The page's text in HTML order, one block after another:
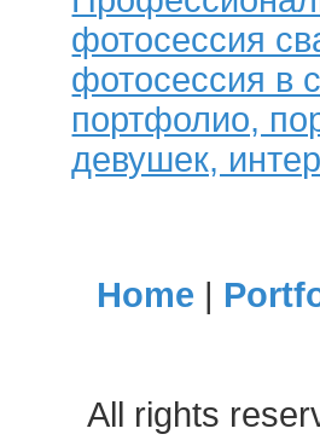
фотосессия
фотосессия в
портфолио,
девушек,
Home |
All rights